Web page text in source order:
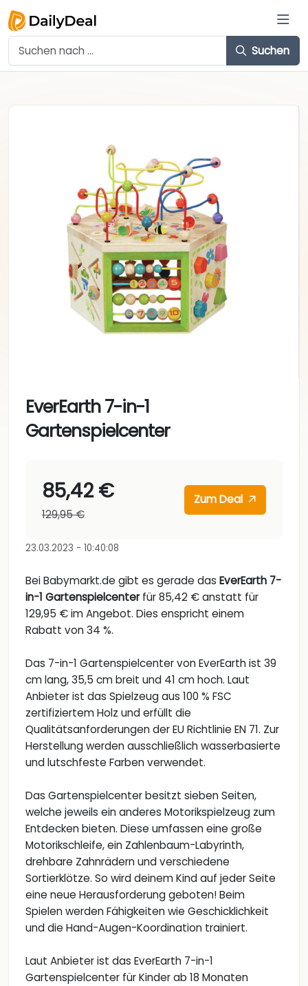
Suchen
EverEarth 7-in-1
Gartenspielcenter
85,42 €
129,95 €
Zum Deal
23.03.2023 - 10:40:08
Bei Babymarkt.de gibt es gerade das EverEarth 7-
in-1 Gartenspielcenterfür 85,42 € anstatt für
129,95 € im Angebot. Dies enspricht einem
Rabatt von 34 %.
Das 7-in-1 Gartenspielcenter von EverEarth ist 39
cm lang, 35,5 cm breit und 41 cm hoch. Laut
Anbieter ist das Spielzeug aus 100 % FSC
zertifiziertem Holz und erfüllt die
Qualitätsanforderungen der EU Richtlinie EN 71. Zur
Herstellung werden ausschließlich wasserbasierte
und lutschfeste Farben verwendet.
Das Gartenspielcenter besitzt sieben Seiten,
welche jeweils ein anderes Motorikspielzeug zum
Entdecken bieten. Diese umfassen eine große
Motorikschleife, ein Zahlenbaum-Labyrinth,
drehbare Zahnrädern und verschiedene
Sortierklötze. So wird deinem Kind auf jeder Seite
eine neue Herausforderung geboten! Beim
Spielen werden Fähigkeiten wie Geschicklichkeit
und die Hand-Augen-Koordination trainiert.
Laut Anbieter ist das EverEarth 7-in-1
Gartenspielcenter für Kinder ab 18 Monaten